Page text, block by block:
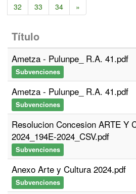
32
33 34 »
Título
Ametza - Pulunpe_ R.A. 41.pdf
Subvenciones
Ametza - Pulunpe_ R.A. 41.pdf
Subvenciones
Resolucion Concesion ARTE Y
2024_194E-2024_CSV.pdf
Subvenciones
Anexo Arte y Cultura 2024.pdf
Subvenciones